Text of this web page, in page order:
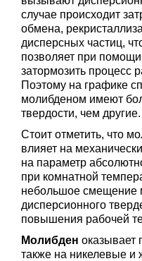
случае происходит
обмена,
дисперсных частиц,
позволяет при
затормозить процесс
Поэтому на графике
молибденом имеют
твердости, чем другие.
Стоит отметить, что
влияет на
на параметр
при комнатной
небольшое смещение
дисперсионного
повышения рабочей
Молибден оказывает
также на никелевые